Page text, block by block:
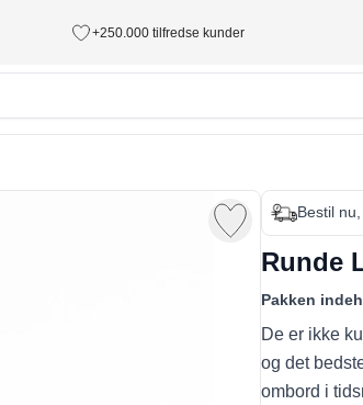
+250.000 tilfredse kunder
Bestil
Runde
Pakken
De er ikke
og det
ombord i